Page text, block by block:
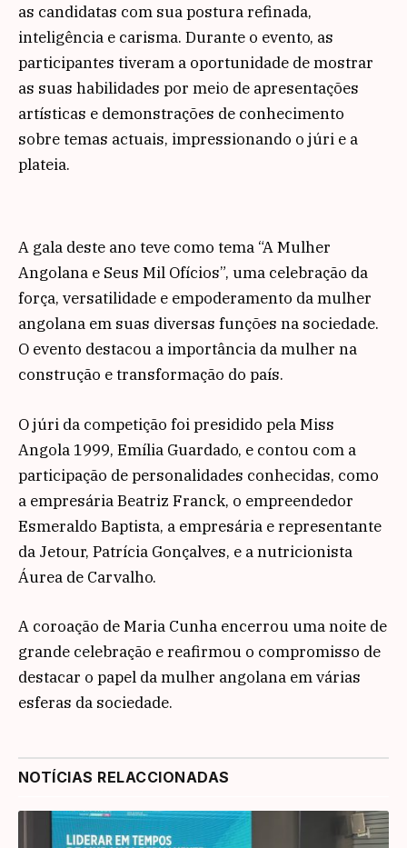
as candidatas com sua postura refinada,
inteligência e carisma. Durante o evento, as
participantes tiveram a oportunidade de mostrar
as suas habilidades por meio de apresentações
artísticas e demonstrações de conhecimento
sobre temas actuais, impressionando o júri e a
plateia.
A gala deste ano teve como tema “A Mulher
Angolana e Seus Mil Ofícios”, uma celebração da
força, versatilidade e empoderamento da mulher
angolana em suas diversas funções na sociedade.
O evento destacou a importância da mulher na
construção e transformação do país.
O júri da competição foi presidido pela Miss
Angola 1999, Emília Guardado, e contou com a
participação de personalidades conhecidas, como
a empresária Beatriz Franck, o empreendedor
Esmeraldo Baptista, a empresária e representante
da Jetour, Patrícia Gonçalves, e a nutricionista
Áurea de Carvalho.
A coroação de Maria Cunha encerrou uma noite de
grande celebração e reafirmou o compromisso de
destacar o papel da mulher angolana em várias
esferas da sociedade.
NOTÍCIAS RELACCIONADAS